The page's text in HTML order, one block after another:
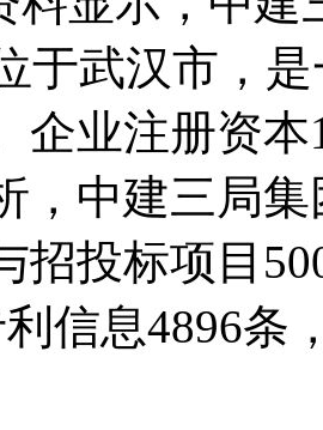
于武汉市，
企业注册资
，中建三局
招投标项目
信息4896条